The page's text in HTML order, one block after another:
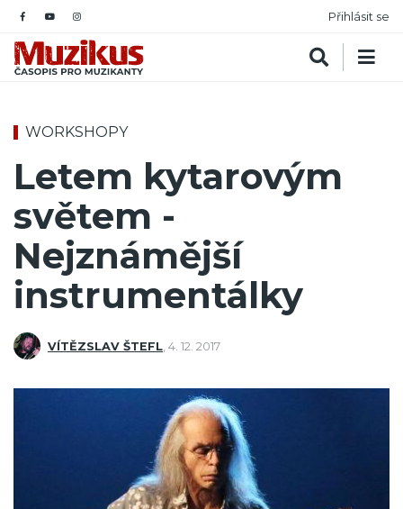
Přihlásit se
WORKSHOPY
Letem kytarovým
světem -
Nejznámější
instrumentálky
VÍTĚZSLAV ŠTEFL 4. 12. 2017